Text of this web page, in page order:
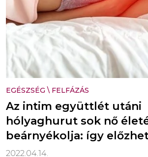
EGÉSZSÉG \ FELFÁZÁS
Az intim együttlét utáni
hólyaghurut sok nő
beárnyékolja: így
2022.04.14.